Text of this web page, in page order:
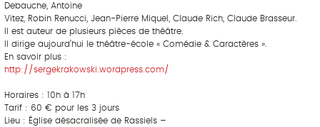
Debauche, Antoine
Vitez, Robin Renucci, Jean-Pierre Miquel, Claude Rich, Claude Brasseur.
Il est auteur de plusieurs pièces de théâtre.
Il dirige aujourd’hui le théâtre-école « Comédie & Caractères ».
En savoir plus :
http://sergekrakowski.wordpress.com/
Horaires : 10h à 17h
Tarif : 60 € pour les 3 jours
Lieu : Église désacralisée de Rassiels –